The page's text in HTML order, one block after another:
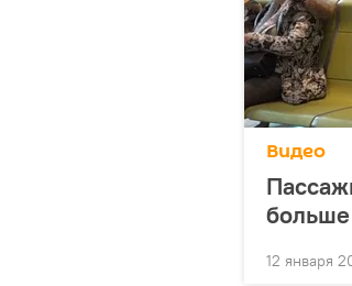
Видео
больше
12 января